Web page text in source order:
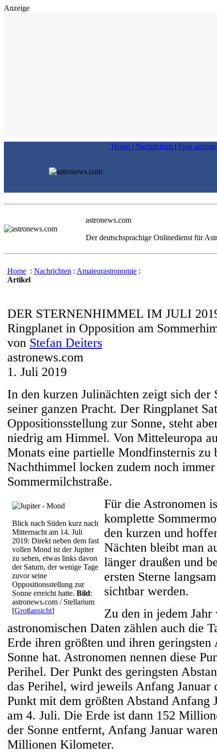
Anzeige
Home | Nachrichten | Frag
astronews.com
Der deutschsprachige Onlinedienst für
Home : Nachrichten : Amateurastronomie :
Artikel
DER STERNENHIMMEL IM JULI
Ringplanet in Opposition am
von Stefan Deiters
astronews.com
1. Juli 2019
In den kurzen Julinächten zeigt sich der
seiner ganzen Pracht. Der Ringplanet
Oppositionsstellung zur Sonne, steht
niedrig am Himmel. Von Mitteleuropa
Monats eine partielle Mondfinsternis zu
Nachthimmel locken zudem noch
Sommermilchstraße.
Blick nach Süden kurz nach
Mitternacht am 14. Juli
2019: Direkt neben dem fast
vollen Mond ist der Jupiter
zu sehen, etwas links davon
der Saturn, der wenige Tage
zuvor seine
Oppositionsstellung zur
Sonne erreicht hatte. Bild:
astronews.com / Stellarium
[Großansicht]
Für die Astronomen
komplette
den kurzen und
Nächten bleibt man
länger draußen und
ersten Sterne
sichtbar werden.
Zu den in jedem
astronomischen Daten zählen auch die
Erde ihren größten und ihren geringsten
Sonne hat. Astronomen nennen diese
Perihel. Der Punkt des geringsten
das Perihel, wird jeweils Anfang Januar
Punkt mit dem größten Abstand Anfang
am 4. Juli. Die Erde ist dann 152
der Sonne entfernt, Anfang Januar
Millionen Kilometer.